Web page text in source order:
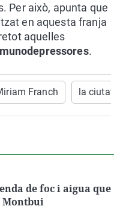
Per això, apunta que
en aquesta franja
aquelles
.
Franch la ciutat
de foc i aigua que
Montbui